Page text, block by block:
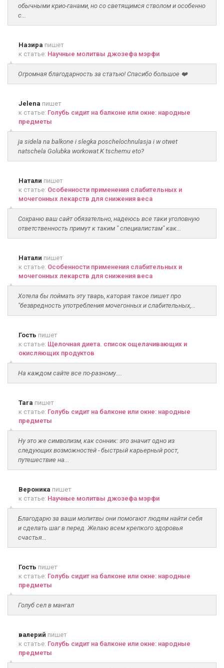
обычными крио-ганами, но со светящимся стволом и особенно
с...
Назира пишет
к статье: Научные молитвы джозефа мэрфи
Огромная благодарность за статью! Спасибо большое ❤️
Jelena пишет
к статье: Голубь сидит на балконе или окне: народные
предметы
ja sidela na balkone i slegka poschelochnulasja i w otwet
natschela Golubka workowat.K tschemu eto?
Натали пишет
к статье: Особенности применения слабительных и
мочегонных лекарств для снижения веса
Сохраню ваш сайт обязательно, надеюсь все таки уголовную
ответственность примут к таким " специалистам" как...
Натали пишет
к статье: Особенности применения слабительных и
мочегонных лекарств для снижения веса
Хотела бы поймать эту тварь, каторая такое пишет про
"безвредность употребления мочегонных и слабительных,...
Гость пишет
к статье: Щелочная диета. список ощелачивающих и
окисляющих продуктов
На каждом сайте все по-разному....
Tara пишет
к статье: Голубь сидит на балконе или окне: народные
предметы
Ну это же символизм, как сонник: это значит одно из
следующих возможностей - быстрый карьерный рост,
путешествие на...
Вероника пишет
к статье: Научные молитвы джозефа мэрфи
Благодарю за ваши молитвы они помогают людям найти себя
и сделать шаг в перед. Желаю всем крепкого здоровья
счастья...
Гость пишет
к статье: Голубь сидит на балконе или окне: народные
предметы
Голуб сел в мангал
валерий пишет
к статье: Голубь сидит на балконе или окне: народные
предметы